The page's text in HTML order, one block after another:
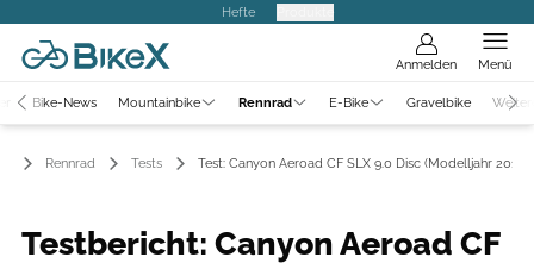
Hefte
Anmelden Menü
Bike-News Mountainbike Rennrad E-Bike Gravelbike
Rennrad Tests Test: Canyon Aeroad CF SLX 9.0 Disc (Modelljahr 2019)
Testbericht: Canyon Aeroad CF